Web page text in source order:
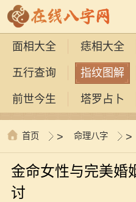
面相大全 痣相大全
五行查询 指纹图解
前世今生 塔罗占卜
首页 > 命理八字 >
金命女性与完美婚
讨